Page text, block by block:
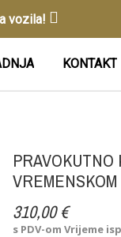
vozila!
KONTAKT
310,00 €
s PDV-omVrijeme